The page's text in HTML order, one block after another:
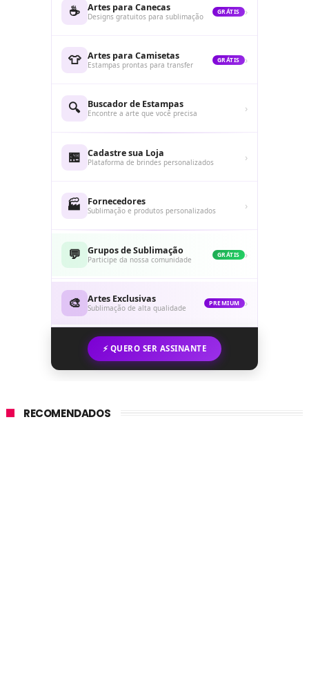
☕ Artes para Canecas
Designs gratuitos para sublimação
GRÁTIS ›
👕 Artes para Camisetas
Estampas prontas para transfer
GRÁTIS ›
🔍 Buscador de Estampas
Encontre a arte que você precisa ›
🏪 Cadastre sua Loja
Plataforma de brindes personalizados ›
🏭 Fornecedores
Sublimação e produtos personalizados ›
💬 Grupos de Sublimação
Participe da nossa comunidade
GRÁTIS ›
🎨 Artes Exclusivas
Sublimação de alta qualidade
PREMIUM ›
⚡ QUERO SER ASSINANTE
RECOMENDADOS